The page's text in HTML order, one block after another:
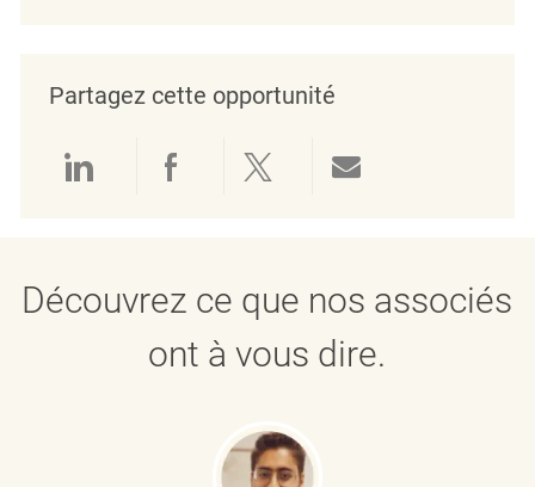
Partagez cette opportunité
Partager via LinkedIn
Partager via Facebook
Partager via twitter
Découvrez ce que nos associés
ont à vous dire.